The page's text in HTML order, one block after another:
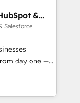
across the
the growth
&
Salesforce
day one —
Salesforce, we